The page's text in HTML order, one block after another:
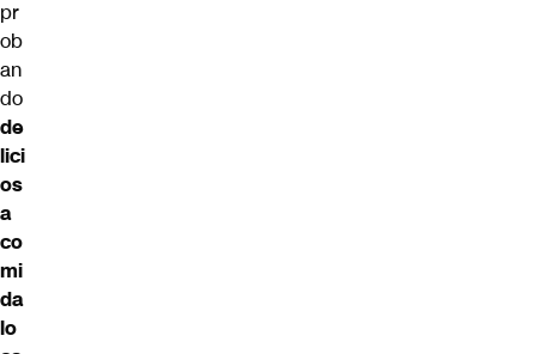
pr
ob
an
do
de
lici
os
a
co
mi
da
lo